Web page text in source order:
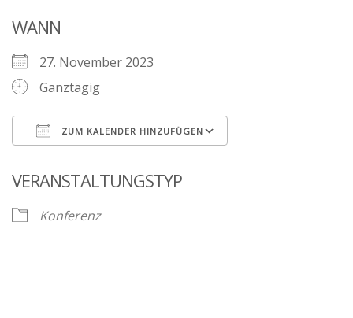
WANN
27. November 2023
Ganztägig
ZUM KALENDER HINZUFÜGEN
VERANSTALTUNGSTYP
Konferenz